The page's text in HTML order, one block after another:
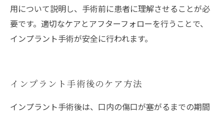
用について説明し、手術前に患者に理解させることが必
要です。適切なケアとアフターフォローを行うことで、
インプラント手術が安全に行われます。
インプラント手術後のケア方法
インプラント手術後は、口内の傷口が塞がるまでの期間